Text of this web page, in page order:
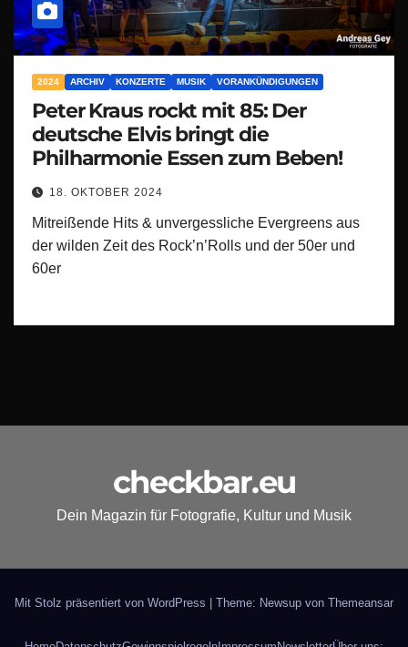
2024 ARCHIV KONZERTE MUSIK VORANKÜNDIGUNGEN
Peter Kraus rockt mit 85: Der
deutsche Elvis bringt die
Philharmonie Essen zum Beben!
18. OKTOBER 2024
Mitreißende Hits & unvergessliche Evergreens aus
der wilden Zeit des Rock’n’Rolls und der 50er und
60er
checkbar.eu
Dein Magazin für Fotografie, Kultur und Musik
Mit Stolz präsentiert von WordPress Theme: Newsup von Themeansar